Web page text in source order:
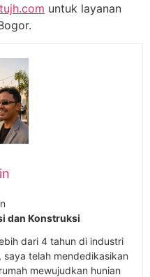
untuk layanan
dan Konstruksi
dari 4 tahun di industri
telah mendedikasikan
mewujudkan hunian